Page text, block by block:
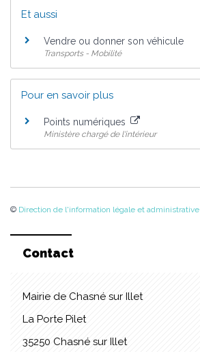
Et aussi
Vendre ou donner son véhicule
Transports - Mobilité
Pour en savoir plus
Points numériques
Ministère chargé de l'intérieur
© Direction de l'information légale et administrative
Contact
Mairie de Chasné sur Illet
La Porte Pilet
35250 Chasné sur Illet